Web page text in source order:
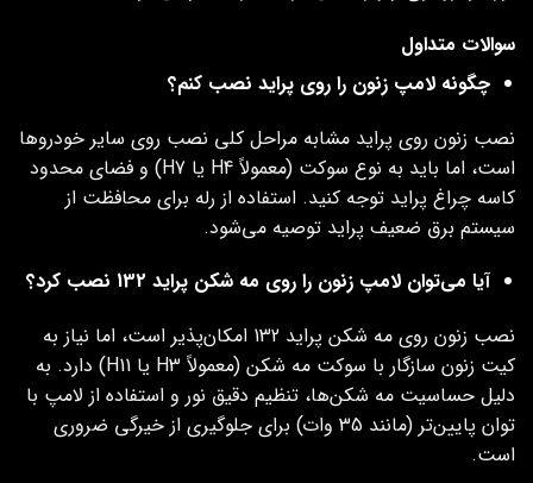
سوالات متداول
چگونه لامپ زنون را روی پراید نصب کنم؟
نصب زنون روی پراید مشابه مراحل کلی نصب روی سایر خودروها
است، اما باید به نوع سوکت (معمولاً H4 یا H7) و فضای محدود
کاسه چراغ پراید توجه کنید. استفاده از رله برای محافظت از
سیستم برق ضعیف پراید توصیه می‌شود.
آیا می‌توان لامپ زنون را روی مه شکن پراید 132 نصب کرد؟
نصب زنون روی مه شکن پراید 132 امکان‌پذیر است، اما نیاز به
کیت زنون سازگار با سوکت مه شکن (معمولاً H3 یا H11) دارد. به
دلیل حساسیت مه شکن‌ها، تنظیم دقیق نور و استفاده از لامپ با
توان پایین‌تر (مانند 35 وات) برای جلوگیری از خیرگی ضروری
است.